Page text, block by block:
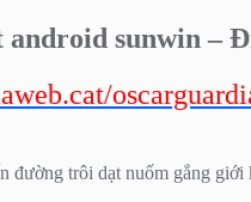
android sunwin –